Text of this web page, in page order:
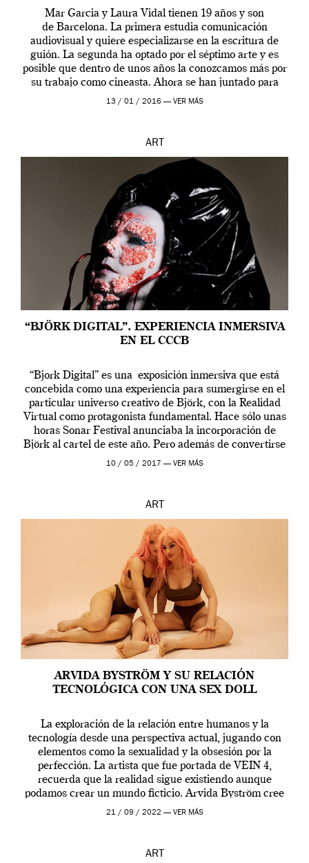
Mar Garcia y Laura Vidal tienen 19 años y son
de Barcelona. La primera estudia comunicación
audiovisual y quiere especializarse en la escritura de
guión. La segunda ha optado por el séptimo arte y es
posible que dentro de unos años la conozcamos más por
su trabajo como cineasta. Ahora se han juntado para
contarnos una […]
13 / 01 / 2016 — VER MÁS
ART
“BJÖRK DIGITAL”. EXPERIENCIA INMERSIVA
EN EL CCCB
“Bjork Digital” es una exposición inmersiva que está
concebida como una experiencia para sumergirse en el
particular universo creativo de Björk, con la Realidad
Virtual como protagonista fundamental. Hace sólo unas
horas Sonar Festival anunciaba la incorporación de
Björk al cartel de este año. Pero además de convertirse
en una de las actuaciones más relevantes […]
10 / 05 / 2017 — VER MÁS
ART
ARVIDA BYSTRÖM Y SU RELACIÓN
TECNOLÓGICA CON UNA SEX DOLL
La exploración de la relación entre humanos y la
tecnología desde una perspectiva actual, jugando con
elementos como la sexualidad y la obsesión por la
perfección. La artista que fue portada de VEIN 4,
recuerda que la realidad sigue existiendo aunque
podamos crear un mundo ficticio. Arvida Byström cree
que los humanos tienen un complejo […]
21 / 09 / 2022 — VER MÁS
ART